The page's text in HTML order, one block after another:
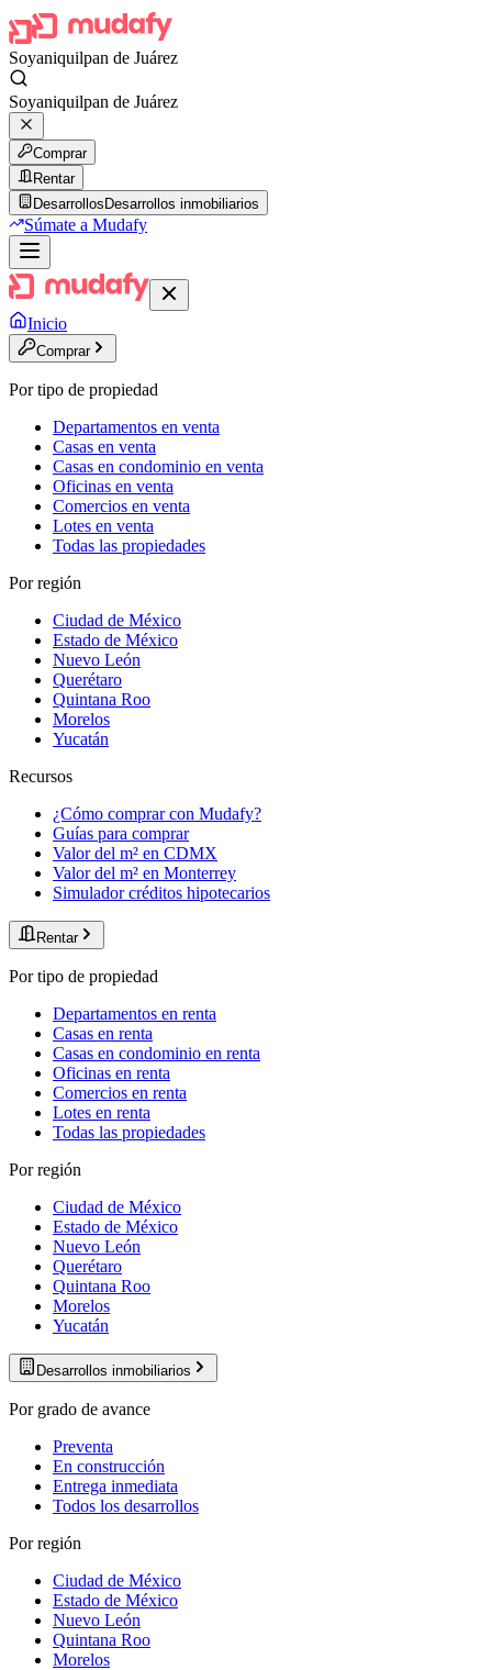
Soyaniquilpan de Juárez
Soyaniquilpan de Juárez
Comprar
Rentar
Desarrollos Desarrollos inmobiliarios
Súmate a Mudafy
Inicio
Comprar
Por tipo de propiedad
Departamentos en venta
Casas en venta
Casas en condominio en venta
Oficinas en venta
Comercios en venta
Lotes en venta
Todas las propiedades
Por región
Ciudad de México
Estado de México
Nuevo León
Querétaro
Quintana Roo
Morelos
Yucatán
Recursos
¿Cómo comprar con Mudafy?
Guías para comprar
Valor del m² en CDMX
Valor del m² en Monterrey
Simulador créditos hipotecarios
Rentar
Por tipo de propiedad
Departamentos en renta
Casas en renta
Casas en condominio en renta
Oficinas en renta
Comercios en renta
Lotes en renta
Todas las propiedades
Por región
Ciudad de México
Estado de México
Nuevo León
Querétaro
Quintana Roo
Morelos
Yucatán
Desarrollos inmobiliarios
Por grado de avance
Preventa
En construcción
Entrega inmediata
Todos los desarrollos
Por región
Ciudad de México
Estado de México
Nuevo León
Quintana Roo
Morelos